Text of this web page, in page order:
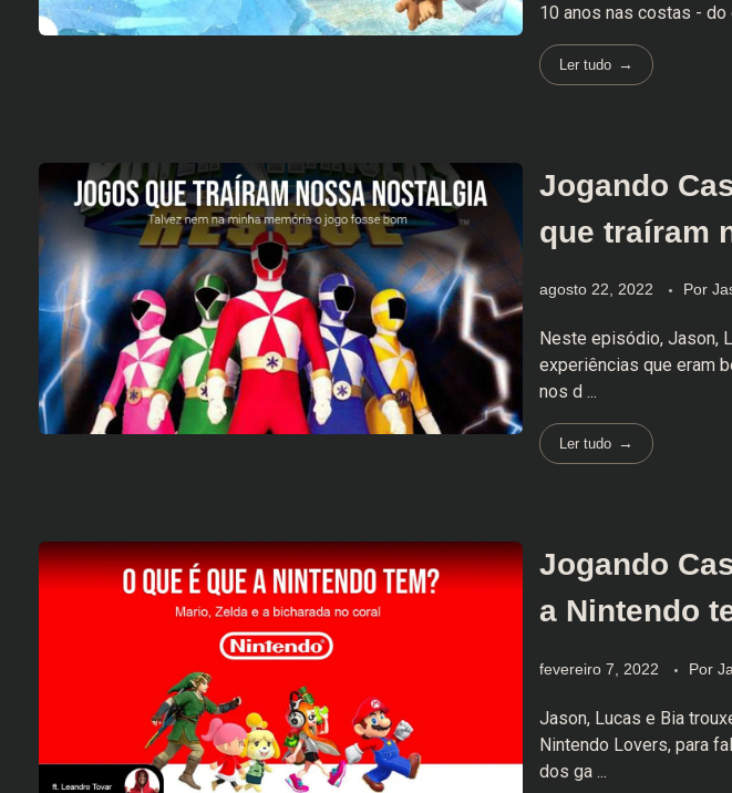
10 anos nas costas - do
Ler tudo
Jogando
que traíram
agosto 22, 2022 Por
Neste episódio, Jason,
experiências que eram
nos d ...
Ler tudo
Jogando
a Nintendo
fevereiro 7, 2022 Por
Jason, Lucas e Bia
Nintendo Lovers, para
dos ga ...